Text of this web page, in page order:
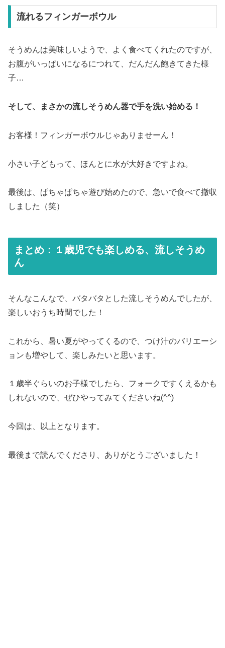
流れるフィンガーボウル
そうめんは美味しいようで、よく食べてくれたのですが、
お腹がいっぱいになるにつれて、だんだん飽きてきた様
子…
そして、まさかの流しそうめん器で手を洗い始める！
お客様！フィンガーボウルじゃありませーん！
小さい子どもって、ほんとに水が大好きですよね。
最後は、ぱちゃぱちゃ遊び始めたので、急いで食べて撤収
しました（笑）
まとめ：１歳児でも楽しめる、流しそうめ
ん
そんなこんなで、バタバタとした流しそうめんでしたが、
楽しいおうち時間でした！
これから、暑い夏がやってくるので、つけ汁のバリエーシ
ョンも増やして、楽しみたいと思います。
１歳半ぐらいのお子様でしたら、フォークですくえるかも
しれないので、ぜひやってみてくださいね(^^)
今回は、以上となります。
最後まで読んでくださり、ありがとうございました！